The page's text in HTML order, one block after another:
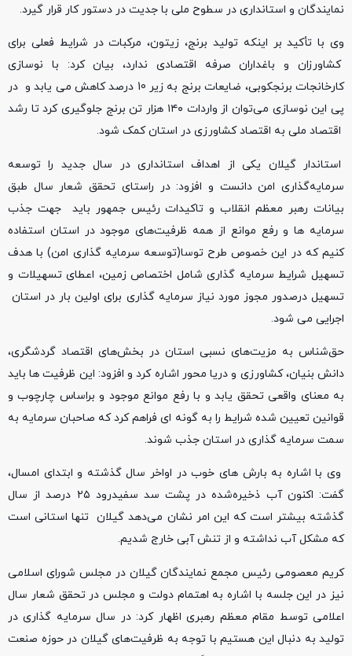
نمایندگان و استانداری در سطوح ملی با جدیت در دستور کار قرار گیرد.
وی با تأکید بر اینکه تولید برنج، زیتون، مرکبات در شرایط فعلی برای
کشاورزان و باغداران صرفه اقتصادی ندارد، بیان کرد: با نوسازی
کارخانجات برنجکوبی، ضایعات برنج به زیر 10 درصد کاهش می یابد و در
پی این نوسازی می‌توان از واردات ۱۴۰ هزار تن برنج جلوگیری کرد تا رشد
اقتصاد ملی به اقتصاد کشاورزی در استان کمک شود.
استاندار گیلان یکی از اهداف استانداری در سال جدید را توسعه
سرمایه‌گذاری امن دانست و افزود: در راستای تحقق شعار سال طبق
بیانات رهبر معظم انقلاب و تاکیدات رئیس جمهور باید جهت جذب
سرمایه ها و رفع موانع از همه ظرفیت‌های موجود در استان استفاده
کنیم که در این خصوص طرح توسا(توسعه سرمایه گذاری امن) با هدف
تسهیل شرایط سرمایه گذاری شامل اختصاص زمین، اعطای تسهیلات و
تسهیل درصدور مجوز مورد نیاز سرمایه گذاری برای اولین بار در استان
اجرایی می شود.
حق‌شناس به مزیت‌های نسبی استان در بخش‌های اقتصاد گردشگری،
دانش بنیان، کشاورزی و دریا محور اشاره کرد و افزود: این ظرفیت ها باید
به معنای واقعی تحقق یابد و با رفع موانع موجود و براساس چارچوب و
قوانین تعیین شده شرایط را به گونه ای فراهم کرد که صاحبان سرمایه به
سمت سرمایه گذاری در استان جذب شوند.
وی با اشاره به بارش های خوب در اواخر سال گذشته و ابتدای امسال،
گفت: اکنون آب ذخیره‌شده در پشت سد سفیدرود ۲۵ درصد از سال
گذشته بیشتر است که این امر نشان می‌دهد گیلان تنها استانی است
که مشکل آب نداشته و از تنش آبی خارج شدیم.
کریم معصومی رئیس مجمع نمایندگان گیلان در مجلس شورای اسلامی
نیز در این جلسه با اشاره به اهتمام دولت و مجلس در تحقق شعار سال
اعلامی توسط مقام معظم رهبری اظهار کرد: در سال سرمایه گذاری در
تولید به دنبال این هستیم با توجه به ظرفیت‌های گیلان در حوزه صنعت